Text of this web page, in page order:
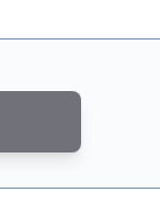
reCAPTCHA. Het